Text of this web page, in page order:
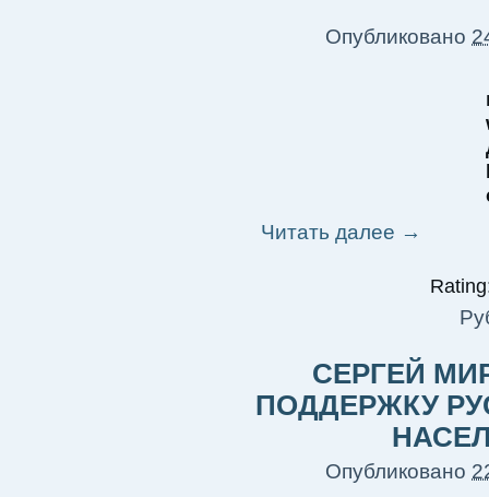
Опубликовано
Читать далее →
СЕРГЕЙ
ПОДДЕРЖКУ
Опубликовано